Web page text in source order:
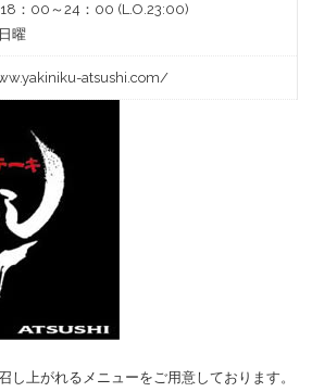
：00～24：00 (L.O.23:00)
曜
atsushi.com/
し上がれるメニューをご用意しております。